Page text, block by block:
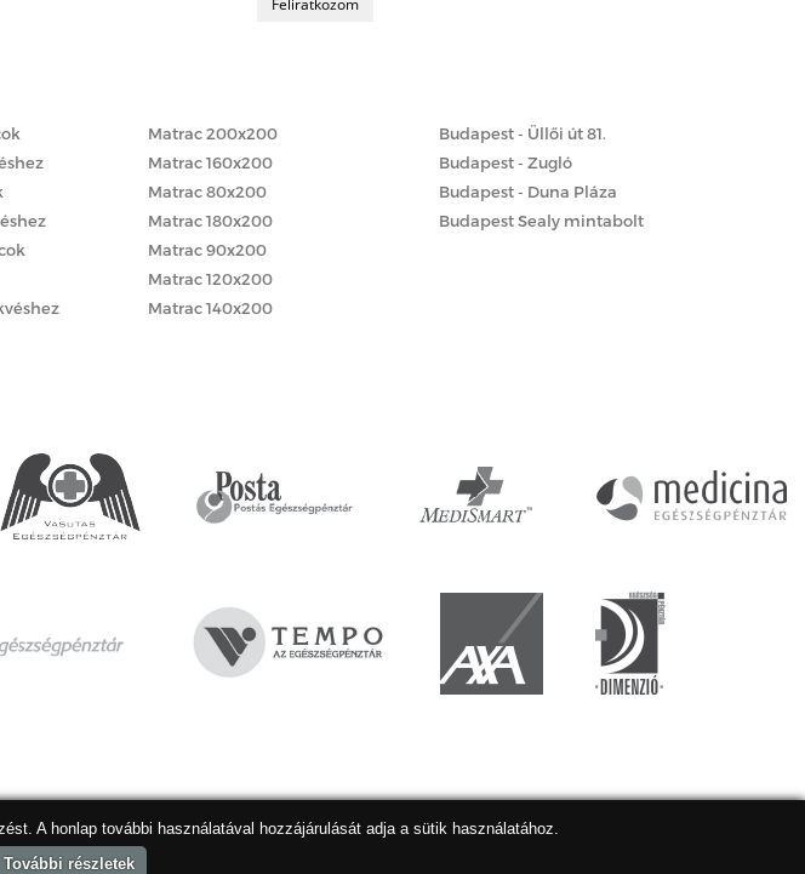
Matrac 200x200
Matrac 160x200
Matrac 80x200
Matrac 180x200
Matrac 90x200
Matrac 120x200
Matrac 140x200
Budapest - Üllői út 81.
Budapest - Zugló
Budapest - Duna Pláza
Budapest Sealy mintabolt
A honlap további használatával hozzájárulását adja a sütik használatához.
További részletek